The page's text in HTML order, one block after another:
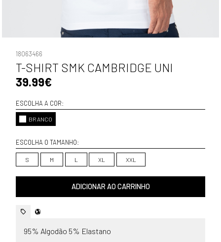
18063466
T-SHIRT SMK CAMBRIDGE UNI
39.99€
ESCOLHA A COR:
BRANCO
ESCOLHA O TAMANHO:
S M L XL XXL
ADICIONAR AO CARRINHO
95% Algodão 5% Elastano